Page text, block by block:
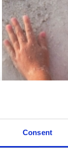
Consent